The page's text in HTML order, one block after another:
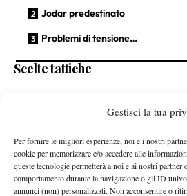
Gestisci la tua
Per fornire le migliori esperienze, noi e i nostri
cookie per memorizzare e/o accedere alle
queste tecnologie permetterà a noi e ai nostri
comportamento durante la navigazione o gli ID
annunci (non) personalizzati. Non acconsentire o
Jodar predestinato
Problemi di tensione…
Scelte tattiche
rispostadi Jodar ha
più sul dritto perché è più solido dalla
Cercavo di cambiare con lo slice ma
pochissimo, nel terzo set ho capito che